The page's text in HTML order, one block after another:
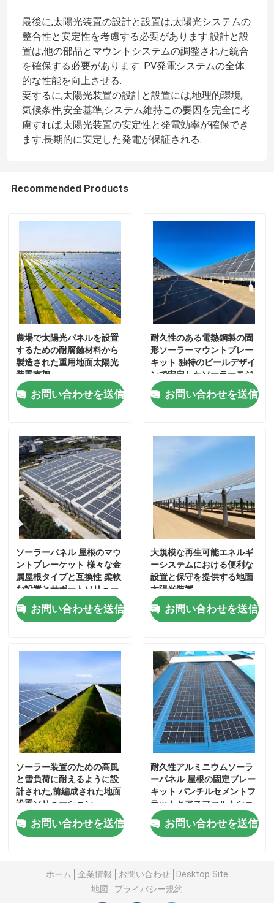
家
プロダクト
ビデオ
私達について
工場旅行
品質管理
私達に連絡しなさい
引用を要求しなさい
太陽電池パネルの取付金具
最後に,太陽光装置の設計と設置は,太陽光システムの
整合性と安定性を考慮する必要があります.設計と設
置は,他の部品とマウントシステムの調整された統合
を確保する必要があります. PV発電システムの全体
的な性能を向上させる.
要するに,太陽光装置の設計と設置には,地理的環境,
気候条件,安全基準,システム維持この要因を完全に考
慮すれば,太陽光装置の安定性と発電効率が確保でき
ます.長期的に安定した発電が保証される.
Recommended Products
農場で太陽光パネルを設置
するための耐腐蝕材料から
製造された重用地面太陽光
装置支架
お問い合わせを送信
耐久性のある電熱鋼製の固
形ソーラーマウントブレー
キット 独特のピールデザイ
ンで安定したソーラーモジ
ュールのマウントを提供し
ますお問い合わせを送信
ソーラーパネル 屋根のマウ
ントブレーケット 様々な金
属屋根タイプと互換性 柔軟
な設置とサポートソリュー
ションを提供します
お問い合わせを送信
大規模な再生可能エネルギ
ーシステムにおける便利な
設置と保守を提供する地面
太陽光装置
お問い合わせを送信
ソーラー装置のための高風
と雪負荷に耐えるように設
計された,前編成された地面
設置ソリューション
お問い合わせを送信
耐久性アルミニウムソーラ
ーパネル 屋根の固定ブレー
キット パンチルセメントフ
ラットとアスファルトシェ
ンドル屋根太陽光装置
お問い合わせを送信
ホーム 企業情報 お問い合わせ
Desktop Site
地図
プライバシー規約